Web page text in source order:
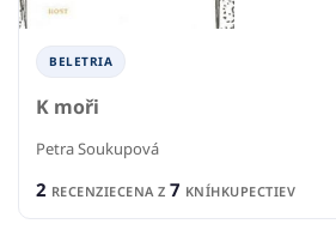
BELETRIA
K moři
Petra Soukupová
2 RECENZIECENA Z 7 KNÍHKUPECTIEV